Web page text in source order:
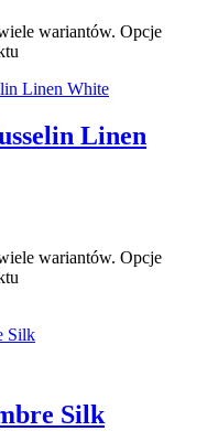
wariantów. Opcje
Linen
wariantów. Opcje
Silk